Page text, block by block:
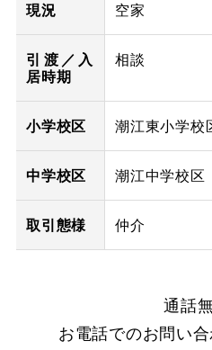
現況 空家
引渡／入
居時期
相談
小学校区 潮江東小学校
中学校区 潮江中学校区
取引態様 仲介
通話無
お電話でのお問い